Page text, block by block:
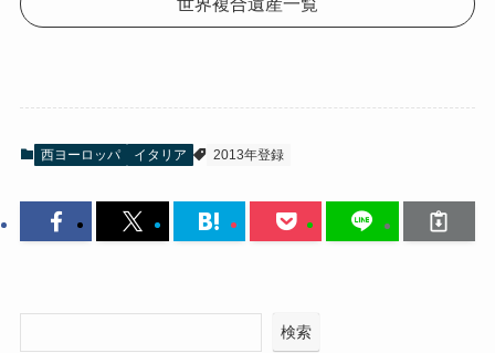
西ヨーロッパ イタリア 2013年登録
検索